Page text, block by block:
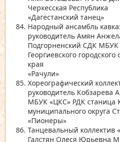
Черкесская Республика
«Дагестанский танец»
Народный ансамбль
руководитель Амян
Подгорненский СДК МБУК
Георгиевского
края
«Рачули»
Хореографический
руководитель Кобзарева
МБУК «ЦКС» РДК станица
муниципального округа
«Пионеры»
Танцевальный коллектив
Галстян Олеся Юрьевна